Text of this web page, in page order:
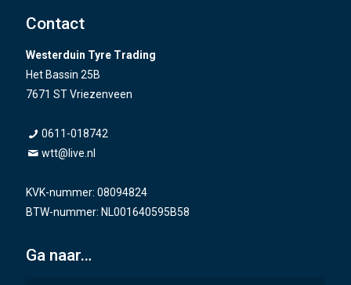
Contact
Westerduin Tyre Trading
Het Bassin 25B
7671 ST Vriezenveen
0611-018742
wtt@live.nl
KVK-nummer: 08094824
BTW-nummer: NL001640595B58
Ga naar…